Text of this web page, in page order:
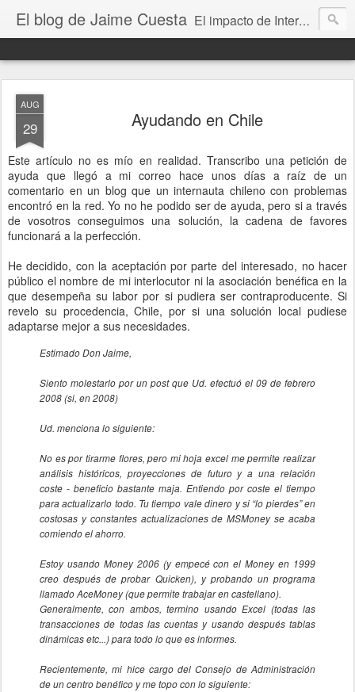
El blog de Jaime Cuesta El impacto de Internet en la sociedad visto con mis propios ojos
AUG
29 Ayudando en Chile
Este artículo no es mío en realidad. Transcribo una petición de
ayuda que llegó a mi correo hace unos días a raíz de un
comentario en un blog que un internauta chileno con problemas
encontró en la red. Yo no he podido ser de ayuda, pero si a través
de vosotros conseguimos una solución, la cadena de favores
funcionará a la perfección.
He decidido, con la aceptación por parte del interesado, no hacer
público el nombre de mi interlocutor ni la asociación benéfica en la
que desempeña su labor por si pudiera ser contraproducente. Si
revelo su procedencia, Chile, por si una solución local pudiese
adaptarse mejor a sus necesidades.
Estimado Don Jaime,
Siento molestarlo por un post que Ud. efectuó el 09 de febrero
2008 (si, en 2008)
Ud. menciona lo siguiente:
No es por tirarme flores, pero mi hoja excel me permite realizar
análisis históricos, proyecciones de futuro y a una relación
coste - beneficio bastante maja. Entiendo por coste el tiempo
para actualizarlo todo. Tu tiempo vale dinero y si “lo pierdes” en
costosas y constantes actualizaciones de MSMoney se acaba
comiendo el ahorro.
Estoy usando Money 2006 (y empecé con el Money en 1999
creo después de probar Quicken), y probando un programa
llamado AceMoney (que permite trabajar en castellano).
Generalmente, con ambos, termino usando Excel (todas las
transacciones de todas las cuentas y usando después tablas
dinámicas etc...) para todo lo que es informes.
Recientemente, mi hice cargo del Consejo de Administración
de un centro benéfico y me topo con lo siguiente: